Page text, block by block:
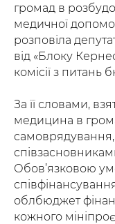
громад в
медичної
розповіла
від «Блоку
комісії з
За її словами,
медицина в
Обов’язковою
облбюджет
кожного